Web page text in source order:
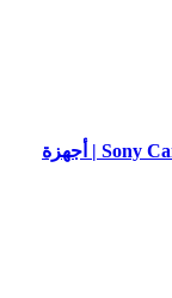
Sony Car CD/MP3/WMA Receiver with Front AUX | أجهزة